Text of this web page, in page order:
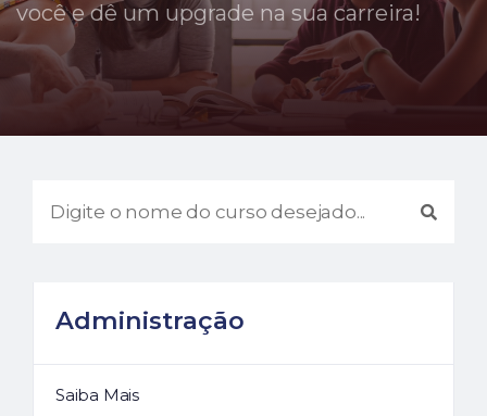
você e dê um upgrade na sua carreira!
Administração
Saiba Mais